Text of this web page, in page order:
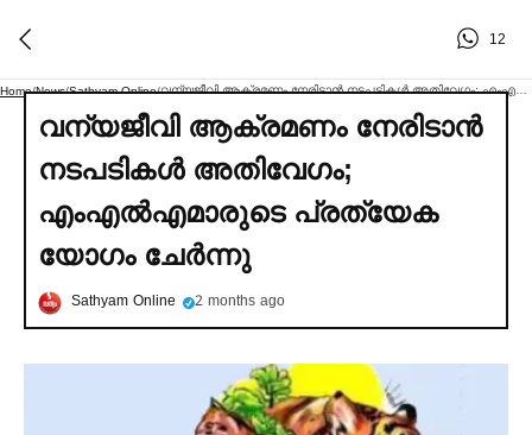
12
Home/News/Sathyam Online/
വന്യജീവി ആക്രമണം നേരിടാൻ
നടപടികള്‍ അതിവേഗം;
എംഎല്‍എമാരുടെ പ്രത്യേക
യോഗം ചേര്‍ന്നു
Sathyam Online 2 months ago